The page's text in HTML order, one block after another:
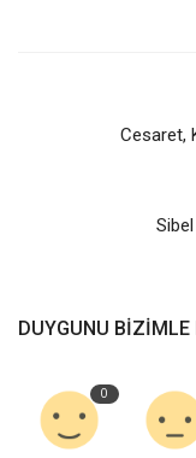
Cesaret,
DUYGUNU BIZIMLE
0